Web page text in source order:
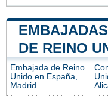
DE REINO
Embajada de Reino
Unido en España,
Madrid